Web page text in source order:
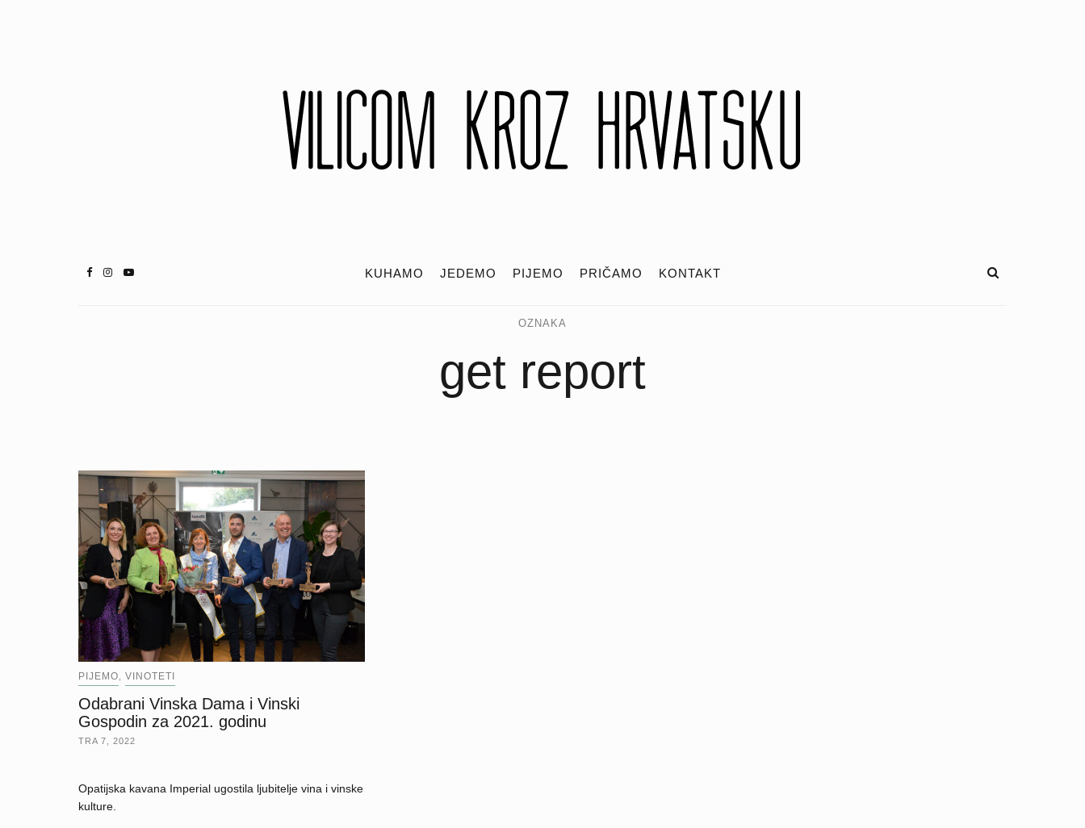
KUHAMO JEDEMO PIJEMO PRIČAMO KONTAKT
OZNAKA
get report
PIJEMO VINOTETI
Odabrani Vinska Dama i Vinski
Gospodin za 2021. godinu
TRA 7, 2022
Opatijska kavana Imperial ugostila ljubitelje vina i vinske
kulture.